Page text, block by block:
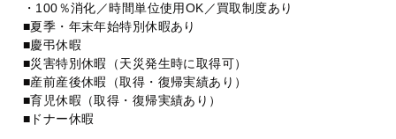
・100％消化／時間単位使用OK／買取制度あり
■夏季・年末年始特別休暇あり
■慶弔休暇
■災害特別休暇（天災発生時に取得可）
■産前産後休暇（取得・復帰実績あり）
■育児休暇（取得・復帰実績あり）
■ドナー休暇